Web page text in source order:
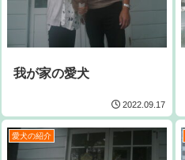
我が家の愛犬
2022.09.17
愛犬の紹介